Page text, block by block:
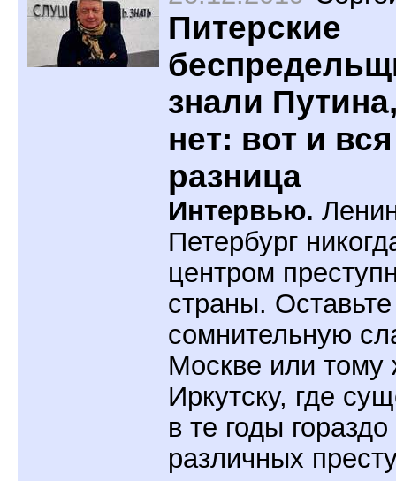
Питерские
знали
нет: вот и вся
разница
Интервью.
Петербург
центром
страны. Оставьте
сомнительную
Москве или тому
Иркутску, где
в те годы
различных